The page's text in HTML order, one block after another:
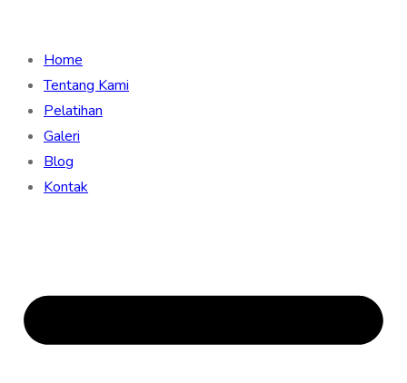
Home
Tentang Kami
Pelatihan
Galeri
Blog
Kontak